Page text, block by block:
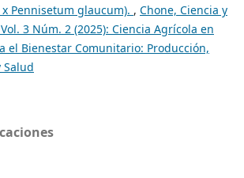
Pennisetum glaucum). , Chone, Ciencia y
3 Núm. 2 (2025): Ciencia Agrícola en
el Bienestar Comunitario: Producción,
Salud